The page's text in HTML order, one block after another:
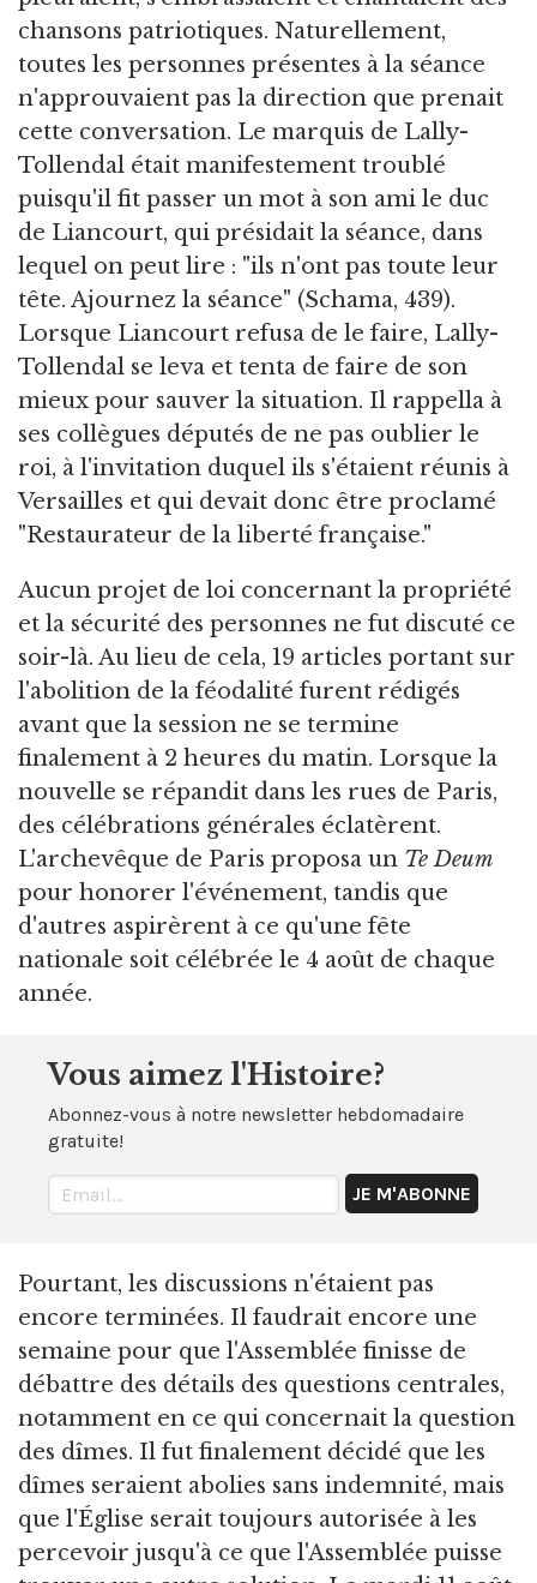
chansons patriotiques. Naturellement,
toutes les personnes présentes à la séance
n'approuvaient pas la direction que prenait
cette conversation. Le marquis de Lally-
Tollendal était manifestement troublé
puisqu'il fit passer un mot à son ami le duc
de Liancourt, qui présidait la séance, dans
lequel on peut lire : "ils n'ont pas toute leur
tête. Ajournez la séance" (Schama, 439).
Lorsque Liancourt refusa de le faire, Lally-
Tollendal se leva et tenta de faire de son
mieux pour sauver la situation. Il rappella à
ses collègues députés de ne pas oublier le
roi, à l'invitation duquel ils s'étaient réunis à
Versailles et qui devait donc être proclamé
"Restaurateur de la liberté française."
Aucun projet de loi concernant la propriété
et la sécurité des personnes ne fut discuté ce
soir-là. Au lieu de cela, 19 articles portant sur
l'abolition de la féodalité furent rédigés
avant que la session ne se termine
finalement à 2 heures du matin. Lorsque la
nouvelle se répandit dans les rues de Paris,
des célébrations générales éclatèrent.
L'archevêque de Paris proposa un Te Deum
pour honorer l'événement, tandis que
d'autres aspirèrent à ce qu'une fête
nationale soit célébrée le 4 août de chaque
année.
Vous aimez l'Histoire?
Abonnez-vous à notre newsletter hebdomadaire
gratuite!
Pourtant, les discussions n'étaient pas
encore terminées. Il faudrait encore une
semaine pour que l'Assemblée finisse de
débattre des détails des questions centrales,
notamment en ce qui concernait la question
des dîmes. Il fut finalement décidé que les
dîmes seraient abolies sans indemnité, mais
que l'Église serait toujours autorisée à les
percevoir jusqu'à ce que l'Assemblée puisse